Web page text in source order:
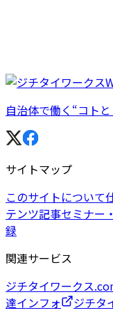
自治体で働く“コトと
サイトマップ
このサイトについて
テンツ記事セミナー
録
関連サービス
ジチタイワークス
達インフォ
ジチタ